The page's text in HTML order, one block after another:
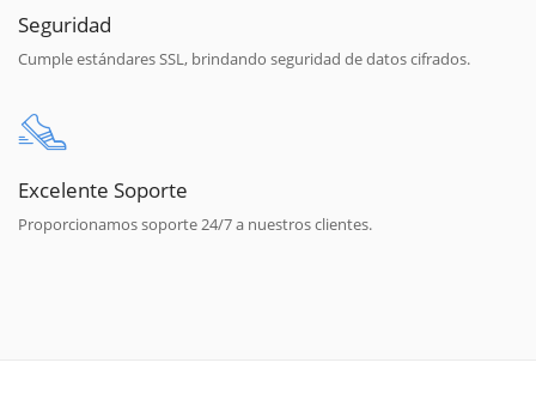
Seguridad
Cumple estándares SSL, brindando seguridad de datos cifrados.
Excelente Soporte
Proporcionamos soporte 24/7 a nuestros clientes.